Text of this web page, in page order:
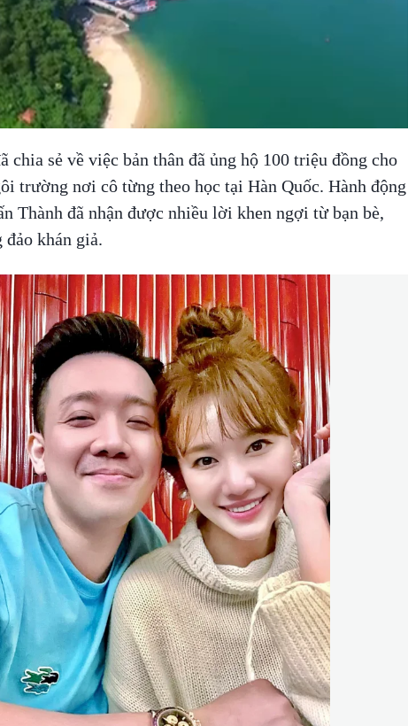
chia sẻ về việc bản thân đã ủng hộ 100 triệu đồng cho
trường nơi cô từng theo học tại Hàn Quốc. Hành động
Thành đã nhận được nhiều lời khen ngợi từ bạn bè,
đảo khán giả.